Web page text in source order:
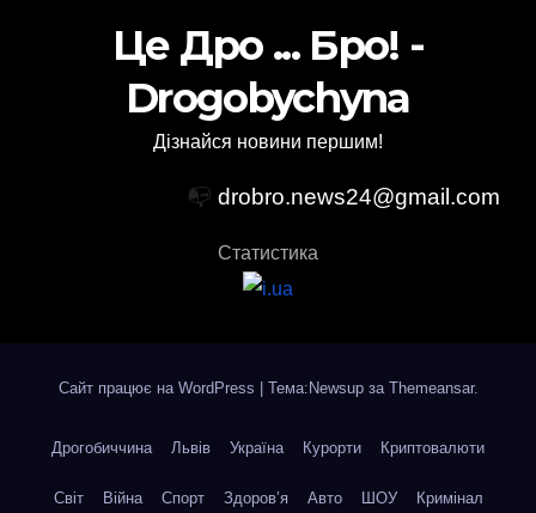
Це Дро ... Бро! -
Drogobychyna
Дізнайся новини першим!
📭 drobro.news24@gmail.com
Статистика
Сайт працює на WordPress Тема:Newsup за Themeansar.
Дрогобиччина Львів Україна Курорти Криптовалюти
Світ Війна Спорт Здоров’я Авто ШОУ Кримінал